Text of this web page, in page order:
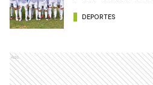
DEPORTES
Ads